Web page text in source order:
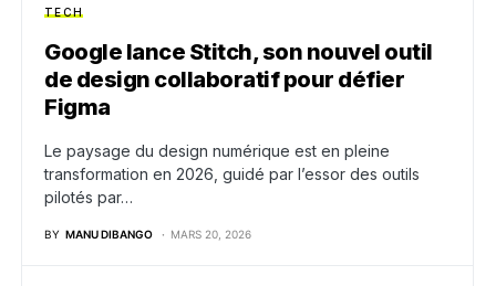
TECH
Google lance Stitch, son nouvel outil
de design collaboratif pour défier
Figma
Le paysage du design numérique est en pleine
transformation en 2026, guidé par l’essor des outils
pilotés par…
BY MANU DIBANGO MARS 20, 2026